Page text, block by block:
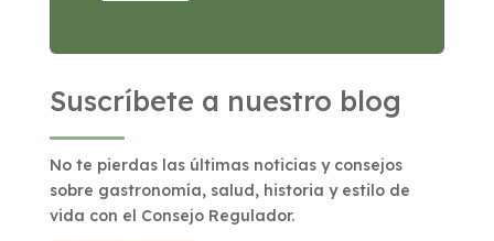
Suscríbete a nuestro blog
No te pierdas las últimas noticias y consejos
sobre gastronomía, salud, historia y estilo de
vida con el Consejo Regulador.